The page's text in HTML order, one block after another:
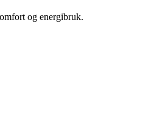
og energibruk.